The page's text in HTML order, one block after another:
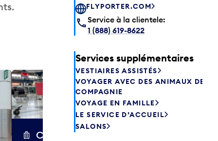
Chariots à bagages
Excess
sacs ou votre
quelques
FLYPORTER.COM
Service à la clientele:
1 (888) 619-8622
Services supplémentaires
VESTIAIRES ASSISTÉS
VOYAGER AVEC DES ANIMAUX DE
COMPAGNIE
VOYAGE EN FAMILLE
LE SERVICE D’ACCUEIL
SALONS